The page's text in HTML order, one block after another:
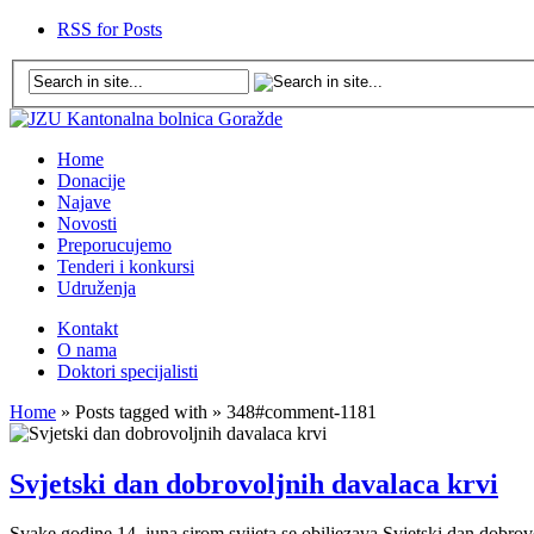
RSS for Posts
Home
Donacije
Najave
Novosti
Preporucujemo
Tenderi i konkursi
Udruženja
Kontakt
O nama
Doktori specijalisti
Home » Posts tagged with » 348#comment-1181
Svjetski dan dobrovoljnih davalaca krvi